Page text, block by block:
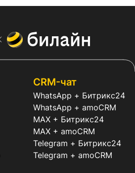
CRM-чат
WhatsApp + Битрикс24
WhatsApp + amoCRM
MAX + Битрикс24
MAX + amoCRM
Telegram + Битрикс24
Telegram + amoCRM